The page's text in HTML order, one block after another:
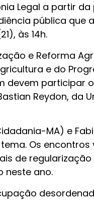
Legal a partir
pública que a
às 14h.
e Reforma
e do
devem participar o
Reydon, da
MA) e
Os encontros
de regularização
neste ano.